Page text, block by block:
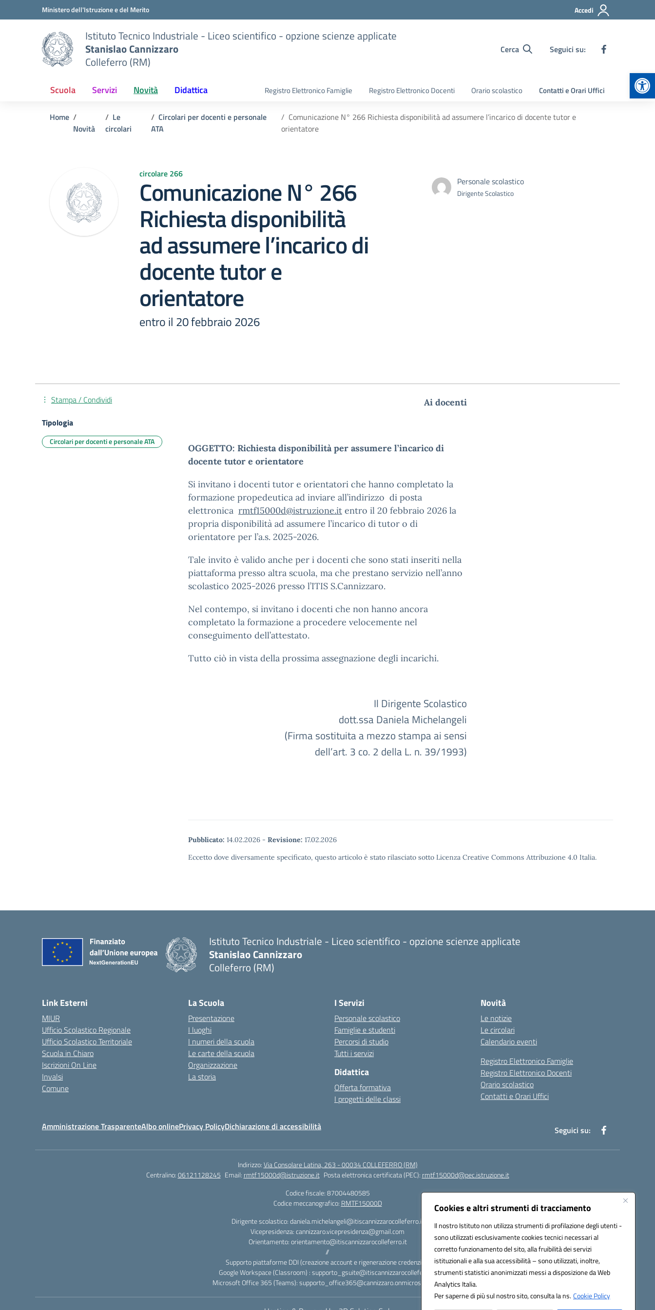
Cookies e altri strumenti di tracciamento
Il nostro Istituto non utilizza strumenti di profilazione degli utenti -
sono utilizzati esclusivamente cookies tecnici necessari al
corretto funzionamento del sito, alla fruibilità dei servizi
istituzionali e alla sua accessibilità – sono utilizzati, inoltre,
strumenti statistici anonimizzati messi a disposizione da Web
Analytics Italia.
Per saperne di più sul nostro sito, consulta la ns.Cookie Policy
Vai ai contenuti
Vai al menu di navigazioneMinistero dell'Istruzione e del Merito Accedi
Istituto Tecnico Industriale - Liceo scientifico - opzione scienze applicate
Stanislao Cannizzaro
Colleferro (RM)
Cerca Seguici su:
Scuola Servizi Novità Didattica Registro Elettronico Famiglie Registro Elettronico Docenti Orario scolastico Contatti e Orari Uffici
Home
Novità
Le
circolari
Circolari per docenti e personale
ATA
Comunicazione N° 266 Richiesta disponibilità ad assumere l’incarico di docente tutor e
orientatore
circolare 266
Comunicazione N° 266
Richiesta disponibilità
ad assumere l’incarico di
docente tutor e
orientatore
entro il 20 febbraio 2026
Personale scolastico
Dirigente Scolastico
Ai docenti
OGGETTO: Richiesta disponibilità per assumere l’incarico di
docente tutor e orientatore
Si invitano i docenti tutor e orientatori che hanno completato la
formazione propedeutica ad inviare all’indirizzo di posta
elettronica rmtf15000d@istruzione.it entro il 20 febbraio 2026 la
propria disponibilità ad assumere l’incarico di tutor o di
orientatore per l’a.s. 2025-2026.
Tale invito è valido anche per i docenti che sono stati inseriti nella
piattaforma presso altra scuola, ma che prestano servizio nell’anno
scolastico 2025-2026 presso l’ITIS S.Cannizzaro.
Nel contempo, si invitano i docenti che non hanno ancora
completato la formazione a procedere velocemente nel
conseguimento dell’attestato.
Tutto ciò in vista della prossima assegnazione degli incarichi.
Il Dirigente Scolastico
dott.ssa Daniela Michelangeli
(Firma sostituita a mezzo stampa ai sensi
dell’art. 3 co. 2 della L. n. 39/1993)
Pubblicato: 14.02.2026 - Revisione: 17.02.2026
Eccetto dove diversamente specificato, questo articolo è stato rilasciato sotto Licenza Creative Commons Attribuzione 4.0 Italia.
Stampa / Condividi
Tipologia
Circolari per docenti e personale ATA
Istituto Tecnico Industriale - Liceo scientifico - opzione scienze applicate
Stanislao Cannizzaro
Colleferro (RM)
Link Esterni
MIUR
Ufficio Scolastico Regionale
Ufficio Scolastico Territoriale
Scuola in Chiaro
Iscrizioni On Line
Invalsi
Comune
La Scuola
Presentazione
I luoghi
I numeri della scuola
Le carte della scuola
Organizzazione
La storia
I Servizi
Personale scolastico
Famiglie e studenti
Percorsi di studio
Tutti i servizi
Didattica
Offerta formativa
I progetti delle classi
Novità
Le notizie
Le circolari
Calendario eventi
Registro Elettronico Famiglie
Registro Elettronico Docenti
Orario scolastico
Contatti e Orari Uffici
Amministrazione TrasparenteAlbo onlinePrivacy PolicyDichiarazione di accessibilità Seguici su:
Indirizzo:Via Consolare Latina, 263 - 00034 COLLEFERRO (RM)
Centralino:06121128245 Email: rmtf15000d@istruzione.it Posta elettronica certificata (PEC): rmtf15000d@pec.istruzione.it
Codice fiscale: 87004480585
Codice meccanografico: RMTF15000D
Dirigente scolastico: daniela.michelangeli@itiscannizzarocolleferro.it
Vicepresidenza: cannizzaro.vicepresidenza@gmail.com
Orientamento: orientamento@itiscannizzarocolleferro.it
//
Supporto piattaforme DDI (creazione account e rigenerazione credenziali)
Google Workspace (Classroom) : supporto_gsuite@itiscannizzarocolleferro.it
Microsoft Office 365 (Teams): supporto_office365@cannizzaro.onmicrosoft.com